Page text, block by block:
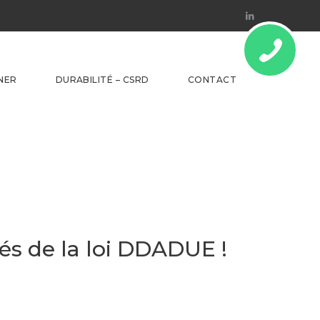
Linkedin
DURABILITÉ – CSRD CONTACT
de la loi DDADUE !